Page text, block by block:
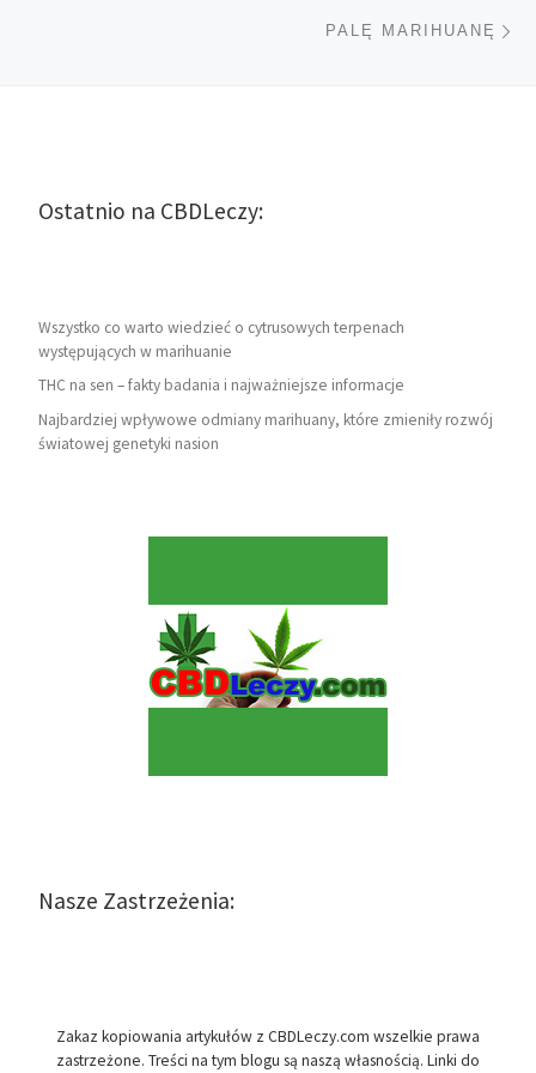
PALĘ MARIHUANĘ
Ostatnio na CBDLeczy:
Wszystko co warto wiedzieć o cytrusowych terpenach
występujących w marihuanie
THC na sen – fakty badania i najważniejsze informacje
Najbardziej wpływowe odmiany marihuany, które zmieniły rozwój
światowej genetyki nasion
Nasze Zastrzeżenia:
Zakaz kopiowania artykułów z CBDLeczy.com wszelkie prawa
zastrzeżone. Treści na tym blogu są naszą własnością. Linki do